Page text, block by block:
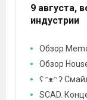
9 августа,
индустрии
Обзор
Обзор
ʕ ᵔᴥᵔ ʔ
SCAD.